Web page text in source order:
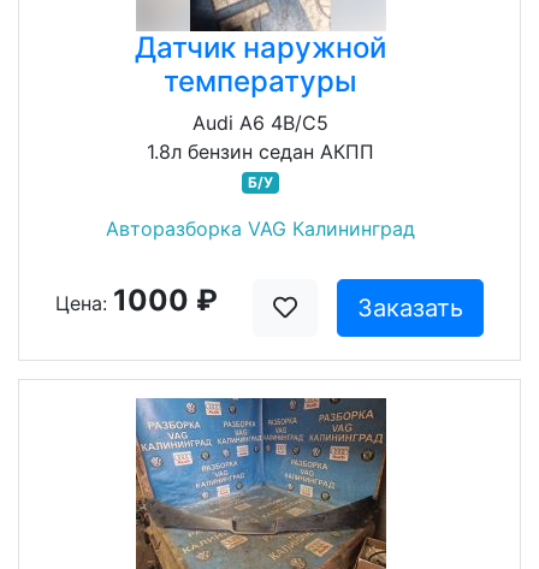
Датчик наружной
температуры
Audi A6 4B/C5
1.8л бензин седан АКПП
Б/У
Авторазборка VAG Калининград
Цена: 1000 ₽ Заказать